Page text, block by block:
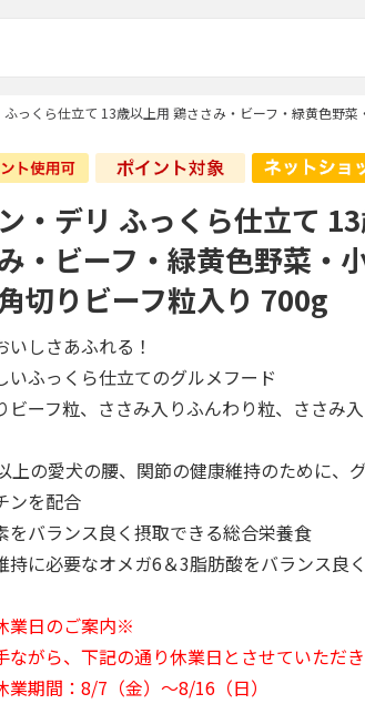
ふっくら仕立て 13歳以上用 鶏ささみ・ビーフ・緑黄色野
・デリ ふっくら仕立て
・ビーフ・緑黄色野菜・
切りビーフ粒入り 700g
いしさあふれる！
いふっくら仕立てのグルメフード
ビーフ粒、ささみ入りふんわり粒、ささみ
上の愛犬の腰、関節の健康維持のために、
ンを配合
をバランス良く摂取できる総合栄養食
持に必要なオメガ6＆3脂肪酸をバランス良
業日のご案内※
ながら、下記の通り休業日とさせていただき
業期間：8/7（金）～8/16（日）